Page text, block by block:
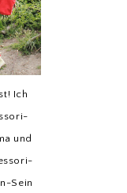
Ich
und
Sein